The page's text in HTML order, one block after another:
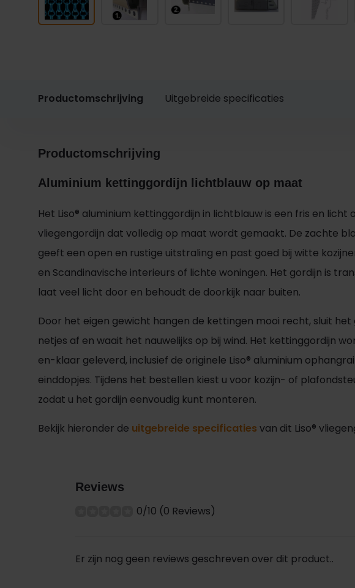
Productomschrijving Uitgebreide specificaties
Productomschrijving
Aluminium kettinggordijn lichtblauw op maat
Het Liso® aluminium kettinggordijn in lichtblauw is een fris en licht
vliegengordijn dat volledig op maat wordt gemaakt. De zachte
geeft een open en rustige uitstraling en past goed bij witte
en Scandinavische interieurs of lichte woningen. Het gordijn is
laat veel licht door en behoudt de doorkijk naar buiten.
Door het eigen gewicht hangen de kettingen mooi recht, sluit het
netjes af en waait het nauwelijks op bij wind. Het kettinggordijn
en-klaar geleverd, inclusief de originele Liso® aluminium
einddopjes. Tijdens het bestellen kiest u voor kozijn- of
zodat u het gordijn eenvoudig kunt monteren.
Bekijk hieronder de uitgebreide specificaties van dit Liso®
Reviews
0/10 (0 Reviews)
Er zijn nog geen reviews geschreven over dit product..